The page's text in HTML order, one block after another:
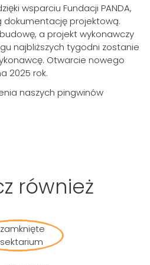
wsparciu Fundacji PANDA,
dokumentację projektową.
a projekt wykonawczy
najbliższych tygodni zostanie
Otwarcie nowego
2025 rok.
naszych pingwinów
również